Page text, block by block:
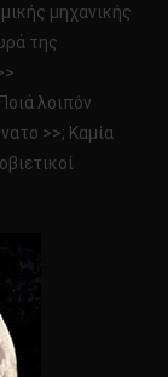
μηχανικής
της
λοιπόν
>>; Καμία